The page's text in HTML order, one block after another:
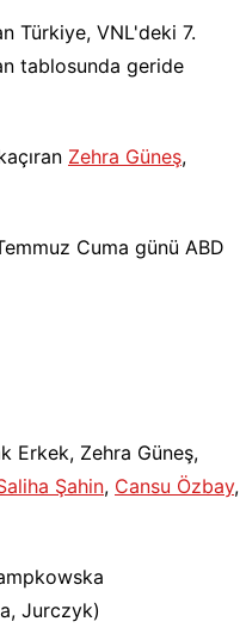
Türkiye, VNL'deki 7.
tablosunda geride
Zehra Güneş,
Cuma günü ABD
Erkek, Zehra Güneş,
Şahin, Cansu Özbay,
Jurczyk)